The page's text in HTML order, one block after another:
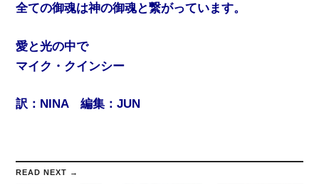
全ての御魂は神の御魂と繋がっています。
愛と光の中で
マイク・クインシー
訳：NINA 編集：JUN
READ NEXT →